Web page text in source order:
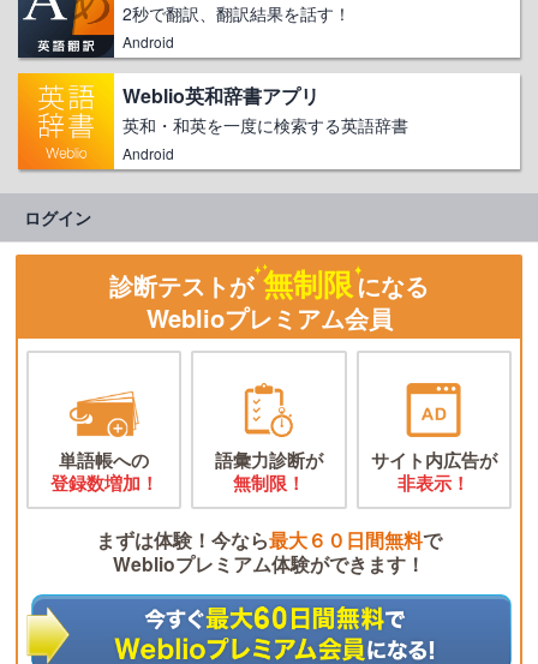
2秒で翻訳、翻訳結果を話す！
Android
Weblio英和辞書アプリ
英和・和英を一度に検索する英語辞書
Android
ログイン
診断テストが 無制限になる
Weblioプレミアム会員
単語帳への
登録数増加！
語彙力診断が
無制限！
サイト内広告が
非表示！
まずは体験！今なら最大６０日間無料で
Weblioプレミアム体験ができます！